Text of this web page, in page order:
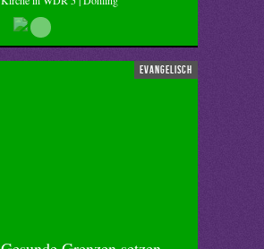
evangelisch